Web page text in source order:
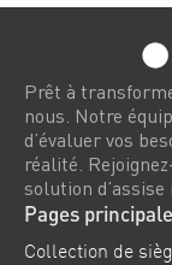
Prêt à
nous. Notre
d’évaluer vos
réalité.
solution
Pages
Collection de